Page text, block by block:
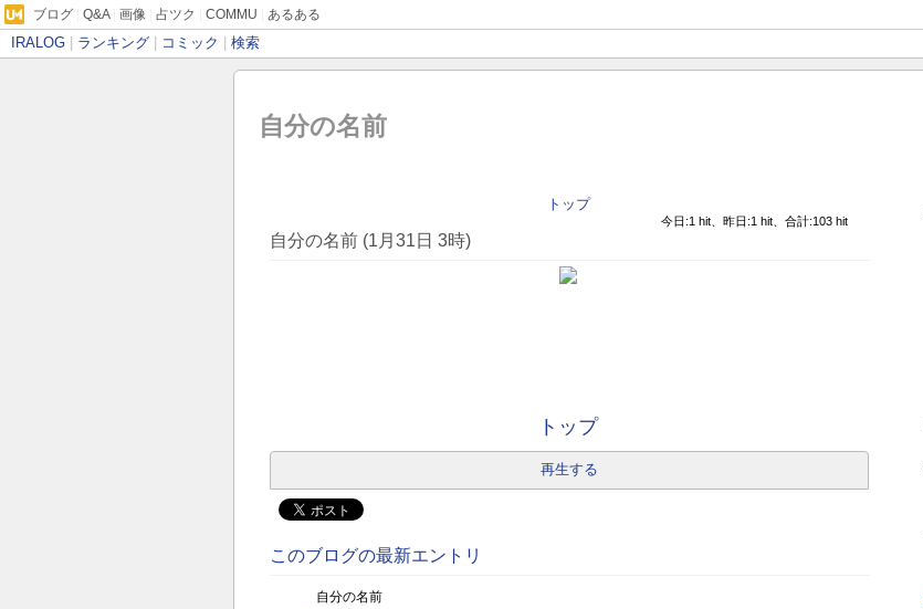
ブログ Q&A| 画像 占ツク COMMU あるある
IRALOG ランキング コミック 検索
自分の名前
トップ
今日:1 hit、昨日:1 hit、合計:103 hit
自分の名前 (1月31日 3時)
トップ
再生する
このブログの最新エントリ
自分の名前